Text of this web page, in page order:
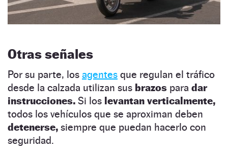
Otras señales
Por su parte, los agentes que regulan el tráfico
desde la calzada utilizan sus brazos para dar
instrucciones. Si los levantan verticalmente,
todos los vehículos que se aproximan deben
detenerse, siempre que puedan hacerlo con
seguridad.